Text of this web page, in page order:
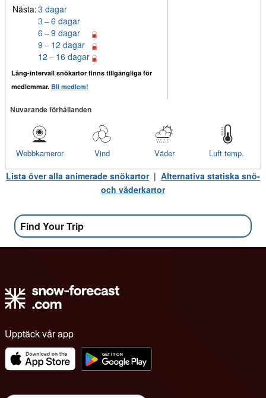
Nästa:3 dagar
3 – 6 dagar
6 – 9 dagar
9 – 12 dagar
12 – 16 dagar
Lång-intervall snökartor finns tillgängliga för
medlemmar. Bli medlem!
Nuvarande förhållanden
Luft temp.
Väder
Vind
Webbkameror
Lista över alla animerade snökartor| Alternativa statiska snö-
och väderkartor
Find Your Trip
Upptäck vår app